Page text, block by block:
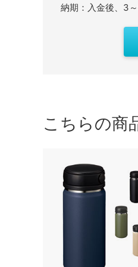
納期：入金後、3
こちらの商